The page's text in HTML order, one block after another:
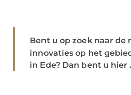
Bent u op zoek naar de
innovaties op het
in Ede? Dan bent u hier